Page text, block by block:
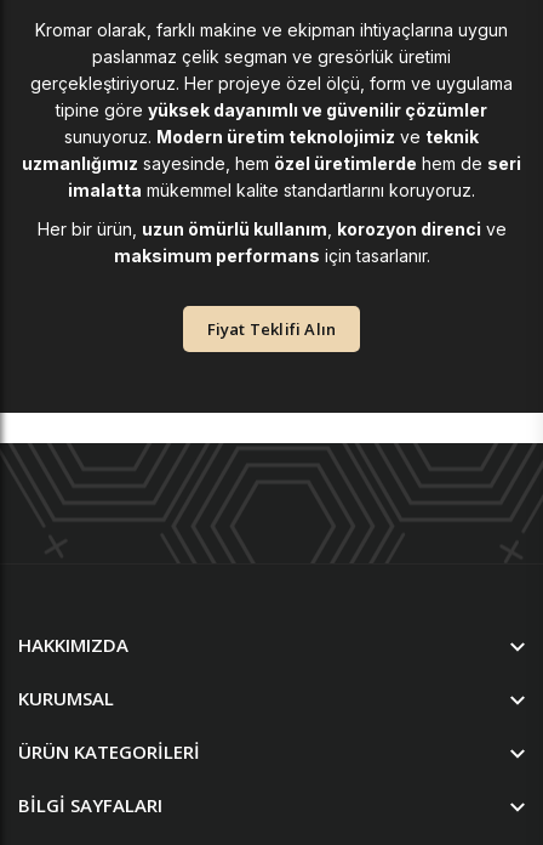
Kromar olarak, farklı makine ve ekipman ihtiyaçlarına uygun
paslanmaz çelik segman ve gresörlük üretimi
gerçekleştiriyoruz. Her projeye özel ölçü, form ve uygulama
tipine göre yüksek dayanımlı ve güvenilir çözümler
sunuyoruz. Modern üretim teknolojimiz ve teknik
uzmanlığımız sayesinde, hem özel üretimlerde hem de seri
imalatta mükemmel kalite standartlarını koruyoruz.
Her bir ürün, uzun ömürlü kullanım korozyon direnci ve
maksimum performans için tasarlanır.
Fiyat Teklifi Alın
HAKKIMIZDA
KURUMSAL
ÜRÜN KATEGORILERI
BILGI SAYFALARI